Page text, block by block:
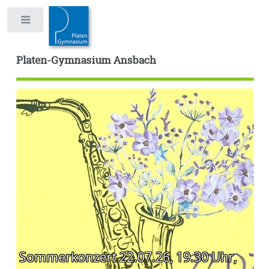
Platen-Gymnasium Ansbach
Sommerkonzert 22.07.26, 19.30 Uhr,
Toggle